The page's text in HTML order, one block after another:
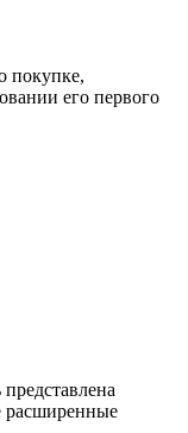
покупке,
его первого
расширенные